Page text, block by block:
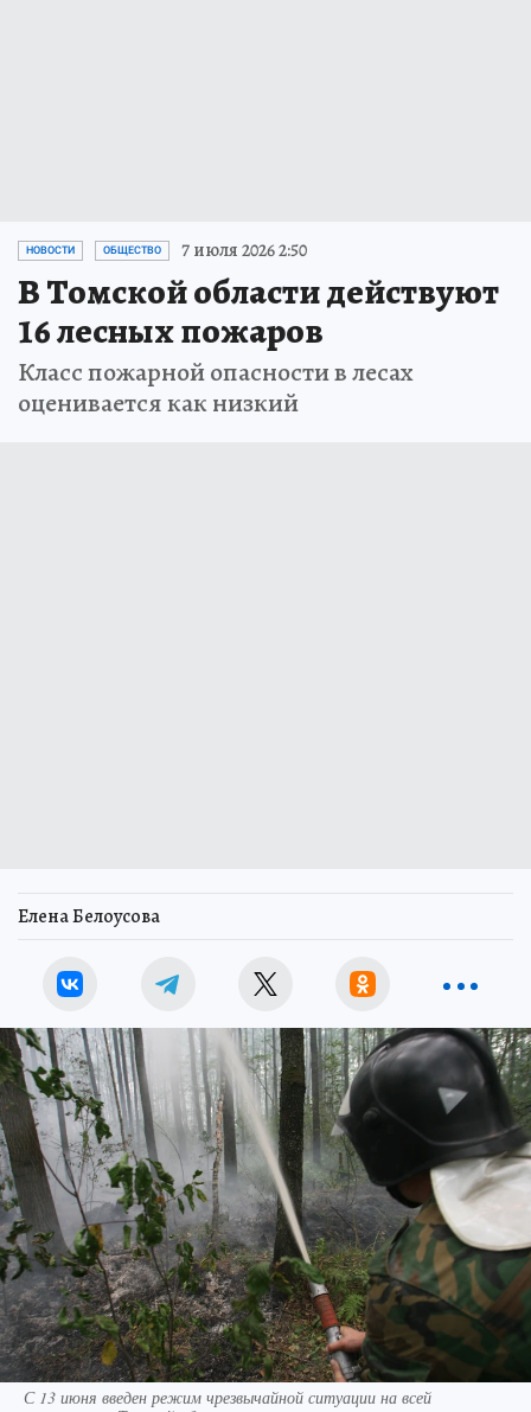
НОВОСТИ ОБЩЕСТВО 7 июля 2026 2:50
В Томской области действуют
16 лесных пожаров
Класс пожарной опасности в лесах
оценивается как низкий
Елена Белоусова
С 13 июня введен режим чрезвычайной ситуации на всей